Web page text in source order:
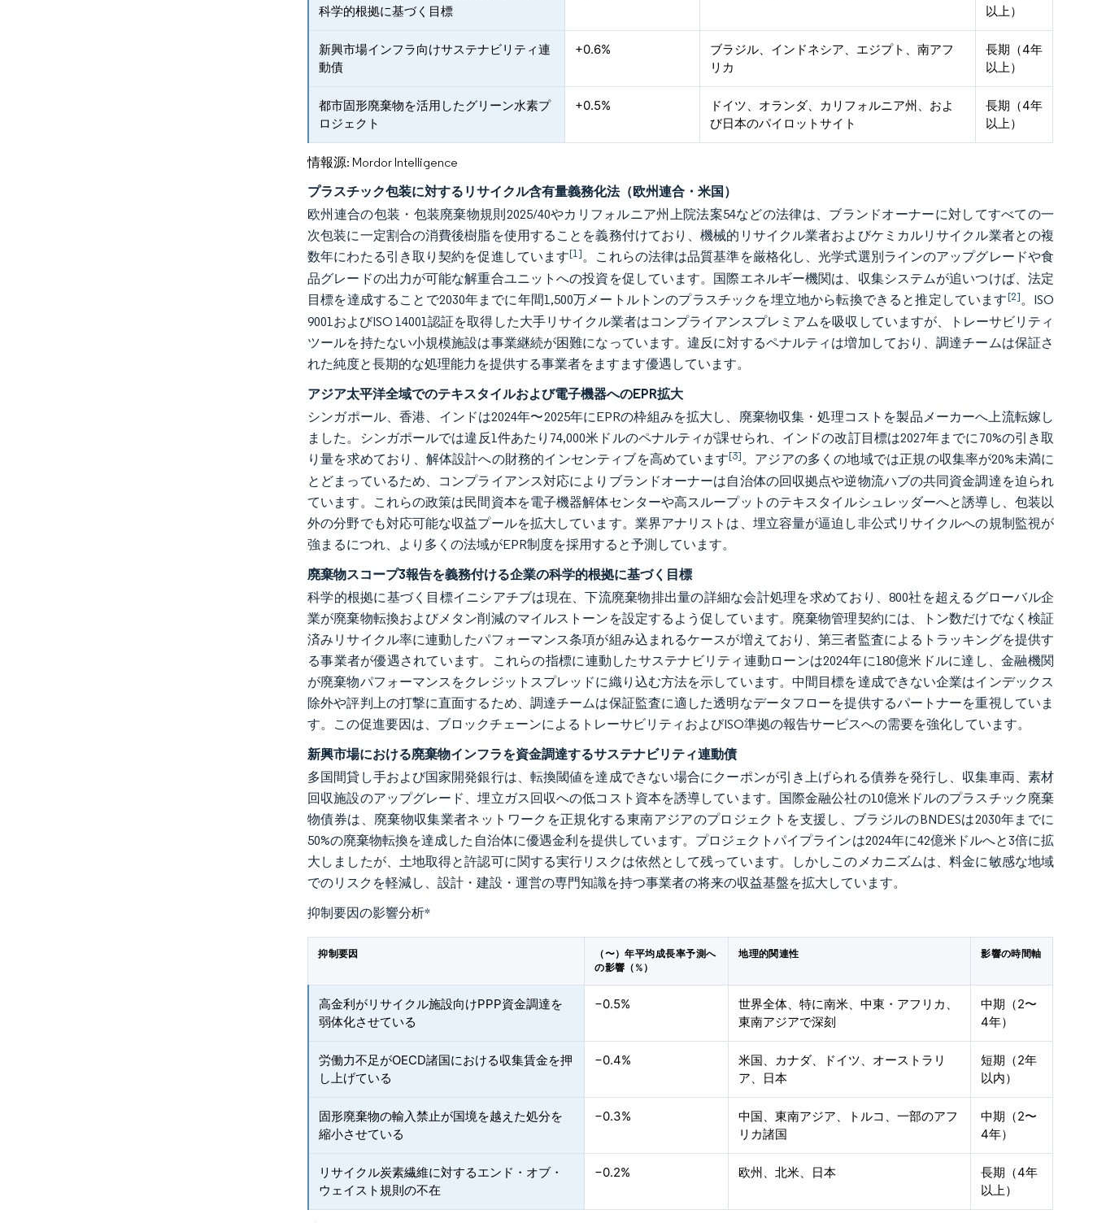
科学的根拠に基づく目標
以上）
新興市場インフラ向けサステナビリティ連
動債
+0.6%
ブラジル、インドネシア、エジプト、南アフ
リカ
長期（4年
以上）
都市固形廃棄物を活用したグリーン水素プ
ロジェクト
+0.5%
ドイツ、オランダ、カリフォルニア州、およ
び日本のパイロットサイト
長期（4年
以上）
情報源: Mordor Intelligence
プラスチック包装に対するリサイクル含有量義務化法（欧州連合・米国）
欧州連合の包装・包装廃棄物規則2025/40やカリフォルニア州上院法案54などの法律は、ブランドオーナーに対してすべての一
次包装に一定割合の消費後樹脂を使用することを義務付けており、機械的リサイクル業者およびケミカルリサイクル業者との複
数年にわたる引き取り契約を促進しています[1]。これらの法律は品質基準を厳格化し、光学式選別ラインのアップグレードや食
品グレードの出力が可能な解重合ユニットへの投資を促しています。国際エネルギー機関は、収集システムが追いつけば、法定
目標を達成することで2030年までに年間1,500万メートルトンのプラスチックを埋立地から転換できると推定しています[2]。ISO
9001およびISO 14001認証を取得した大手リサイクル業者はコンプライアンスプレミアムを吸収していますが、トレーサビリティ
ツールを持たない小規模施設は事業継続が困難になっています。違反に対するペナルティは増加しており、調達チームは保証さ
れた純度と長期的な処理能力を提供する事業者をますます優遇しています。
アジア太平洋全域でのテキスタイルおよび電子機器へのEPR拡大
シンガポール、香港、インドは2024年〜2025年にEPRの枠組みを拡大し、廃棄物収集・処理コストを製品メーカーへ上流転嫁し
ました。シンガポールでは違反1件あたり74,000米ドルのペナルティが課せられ、インドの改訂目標は2027年までに70%の引き取
り量を求めており、解体設計への財務的インセンティブを高めています[3]。アジアの多くの地域では正規の収集率が20%未満に
とどまっているため、コンプライアンス対応によりブランドオーナーは自治体の回収拠点や逆物流ハブの共同資金調達を迫られ
ています。これらの政策は民間資本を電子機器解体センターや高スループットのテキスタイルシュレッダーへと誘導し、包装以
外の分野でも対応可能な収益プールを拡大しています。業界アナリストは、埋立容量が逼迫し非公式リサイクルへの規制監視が
強まるにつれ、より多くの法域がEPR制度を採用すると予測しています。
廃棄物スコープ3報告を義務付ける企業の科学的根拠に基づく目標
科学的根拠に基づく目標イニシアチブは現在、下流廃棄物排出量の詳細な会計処理を求めており、800社を超えるグローバル企
業が廃棄物転換およびメタン削減のマイルストーンを設定するよう促しています。廃棄物管理契約には、トン数だけでなく検証
済みリサイクル率に連動したパフォーマンス条項が組み込まれるケースが増えており、第三者監査によるトラッキングを提供す
る事業者が優遇されています。これらの指標に連動したサステナビリティ連動ローンは2024年に180億米ドルに達し、金融機関
が廃棄物パフォーマンスをクレジットスプレッドに織り込む方法を示しています。中間目標を達成できない企業はインデックス
除外や評判上の打撃に直面するため、調達チームは保証監査に適した透明なデータフローを提供するパートナーを重視していま
す。この促進要因は、ブロックチェーンによるトレーサビリティおよびISO準拠の報告サービスへの需要を強化しています。
新興市場における廃棄物インフラを資金調達するサステナビリティ連動債
多国間貸し手および国家開発銀行は、転換閾値を達成できない場合にクーポンが引き上げられる債券を発行し、収集車両、素材
回収施設のアップグレード、埋立ガス回収への低コスト資本を誘導しています。国際金融公社の10億米ドルのプラスチック廃棄
物債券は、廃棄物収集業者ネットワークを正規化する東南アジアのプロジェクトを支援し、ブラジルのBNDESは2030年までに
50%の廃棄物転換を達成した自治体に優遇金利を提供しています。プロジェクトパイプラインは2024年に42億米ドルへと3倍に拡
大しましたが、土地取得と許認可に関する実行リスクは依然として残っています。しかしこのメカニズムは、料金に敏感な地域
でのリスクを軽減し、設計・建設・運営の専門知識を持つ事業者の将来の収益基盤を拡大しています。
抑制要因の影響分析*
抑制要因
（〜）年平均成長率予測へ
の影響（%）
地理的関連性 影響の時間軸
高金利がリサイクル施設向けPPP資金調達を
弱体化させている
−0.5%
世界全体、特に南米、中東・アフリカ、
東南アジアで深刻
中期（2〜
4年）
労働力不足がOECD諸国における収集賃金を押
し上げている
−0.4%
米国、カナダ、ドイツ、オーストラリ
ア、日本
短期（2年
以内）
固形廃棄物の輸入禁止が国境を越えた処分を
縮小させている
−0.3%
中国、東南アジア、トルコ、一部のアフ
リカ諸国
中期（2〜
4年）
リサイクル炭素繊維に対するエンド・オブ・
ウェイスト規則の不在
−0.2% 欧州、北米、日本
長期（4年
以上）